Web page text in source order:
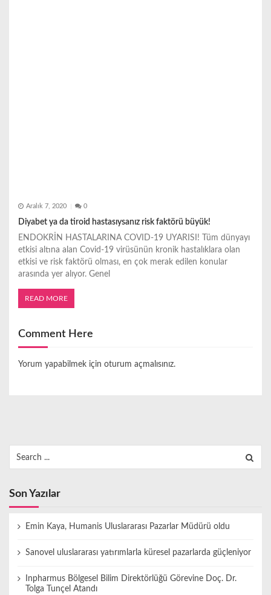
Aralık 7, 2020 0
Diyabet ya da tiroid hastasıysanız risk faktörü büyük!
ENDOKRİN HASTALARINA COVID-19 UYARISI! Tüm dünyayı
etkisi altına alan Covid-19 virüsünün kronik hastalıklara olan
etkisi ve risk faktörü olması, en çok merak edilen konular
arasında yer alıyor. Genel
READ MORE
Comment Here
Yorum yapabilmek için oturum açmalısınız.
for:
Son Yazılar
Emin Kaya, Humanis Uluslararası Pazarlar Müdürü oldu
Sanovel uluslararası yatırımlarla küresel pazarlarda güçleniyor
Inpharmus Bölgesel Bilim Direktörlüğü Görevine Doç. Dr.
Tolga Tunçel Atandı